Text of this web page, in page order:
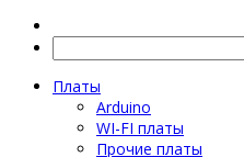
Платы
Arduino
WI-FI платы
Прочие платы